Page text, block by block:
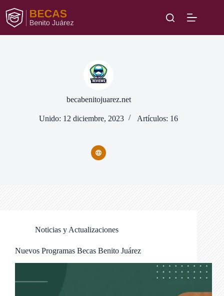
contenido
becabenitojuarez.net
Unido: 12 diciembre, 2023 Artículos: 16
Noticias y Actualizaciones
Nuevos Programas Becas Benito Juárez